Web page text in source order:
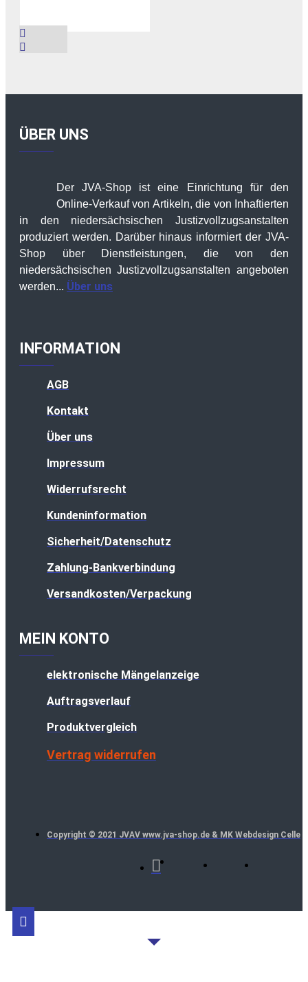
ÜBER UNS
Der JVA-Shop ist eine Einrichtung für den
Online-Verkauf von Artikeln, die von Inhaftierten
in den niedersächsischen Justizvollzugsanstalten
produziert werden. Darüber hinaus informiert der JVA-
Shop über Dienstleistungen, die von den
niedersächsischen Justizvollzugsanstalten angeboten
werden... Über uns
INFORMATION
AGB
Kontakt
Über uns
Impressum
Widerrufsrecht
Kundeninformation
Sicherheit/Datenschutz
Zahlung-Bankverbindung
Versandkosten/Verpackung
MEIN KONTO
elektronische Mängelanzeige
Auftragsverlauf
Produktvergleich
Vertrag widerrufen
Copyright © 2021 JVAV www.jva-shop.de & MK Webdesign Celle